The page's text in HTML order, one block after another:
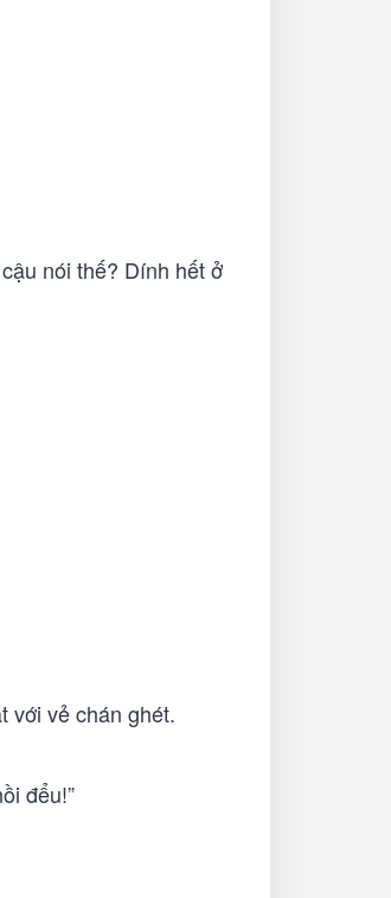
nói thế? Dính hết ở
với vẻ chán ghét.
đểu!”